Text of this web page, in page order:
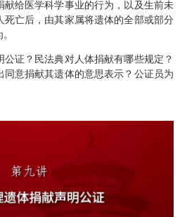
献给医学科学事业的行为，以及生前未
死亡后，由其家属将遗体的全部或部分
证？民法典对人体捐献有哪些规定？
意捐献其遗体的意思表示？公证员为